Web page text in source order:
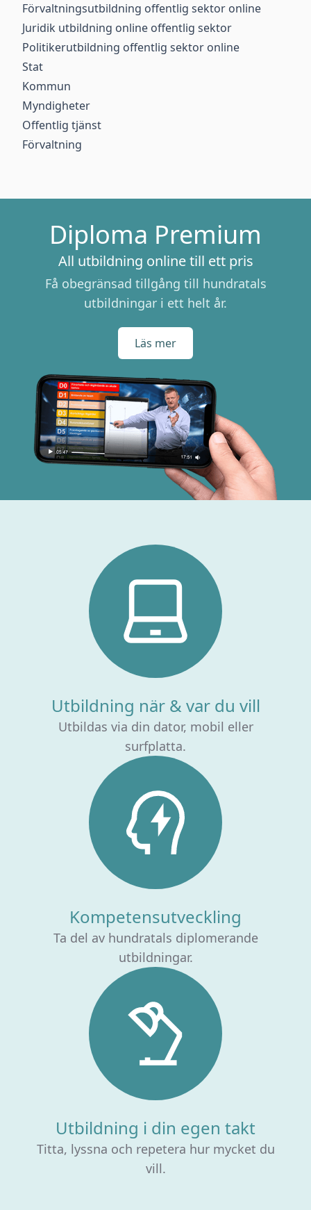
Förvaltningsutbildning offentlig sektor online
Juridik utbildning online offentlig sektor
Politikerutbildning offentlig sektor online
Stat
Kommun
Myndigheter
Offentlig tjänst
Förvaltning
Diploma Premium
All utbildning online till ett pris
Få obegränsad tillgång till hundratals
utbildningar i ett helt år.
Läs mer
Utbildning när & var du vill
Utbildas via din dator, mobil eller
surfplatta.
Kompetensutveckling
Ta del av hundratals diplomerande
utbildningar.
Utbildning i din egen takt
Titta, lyssna och repetera hur mycket du
vill.